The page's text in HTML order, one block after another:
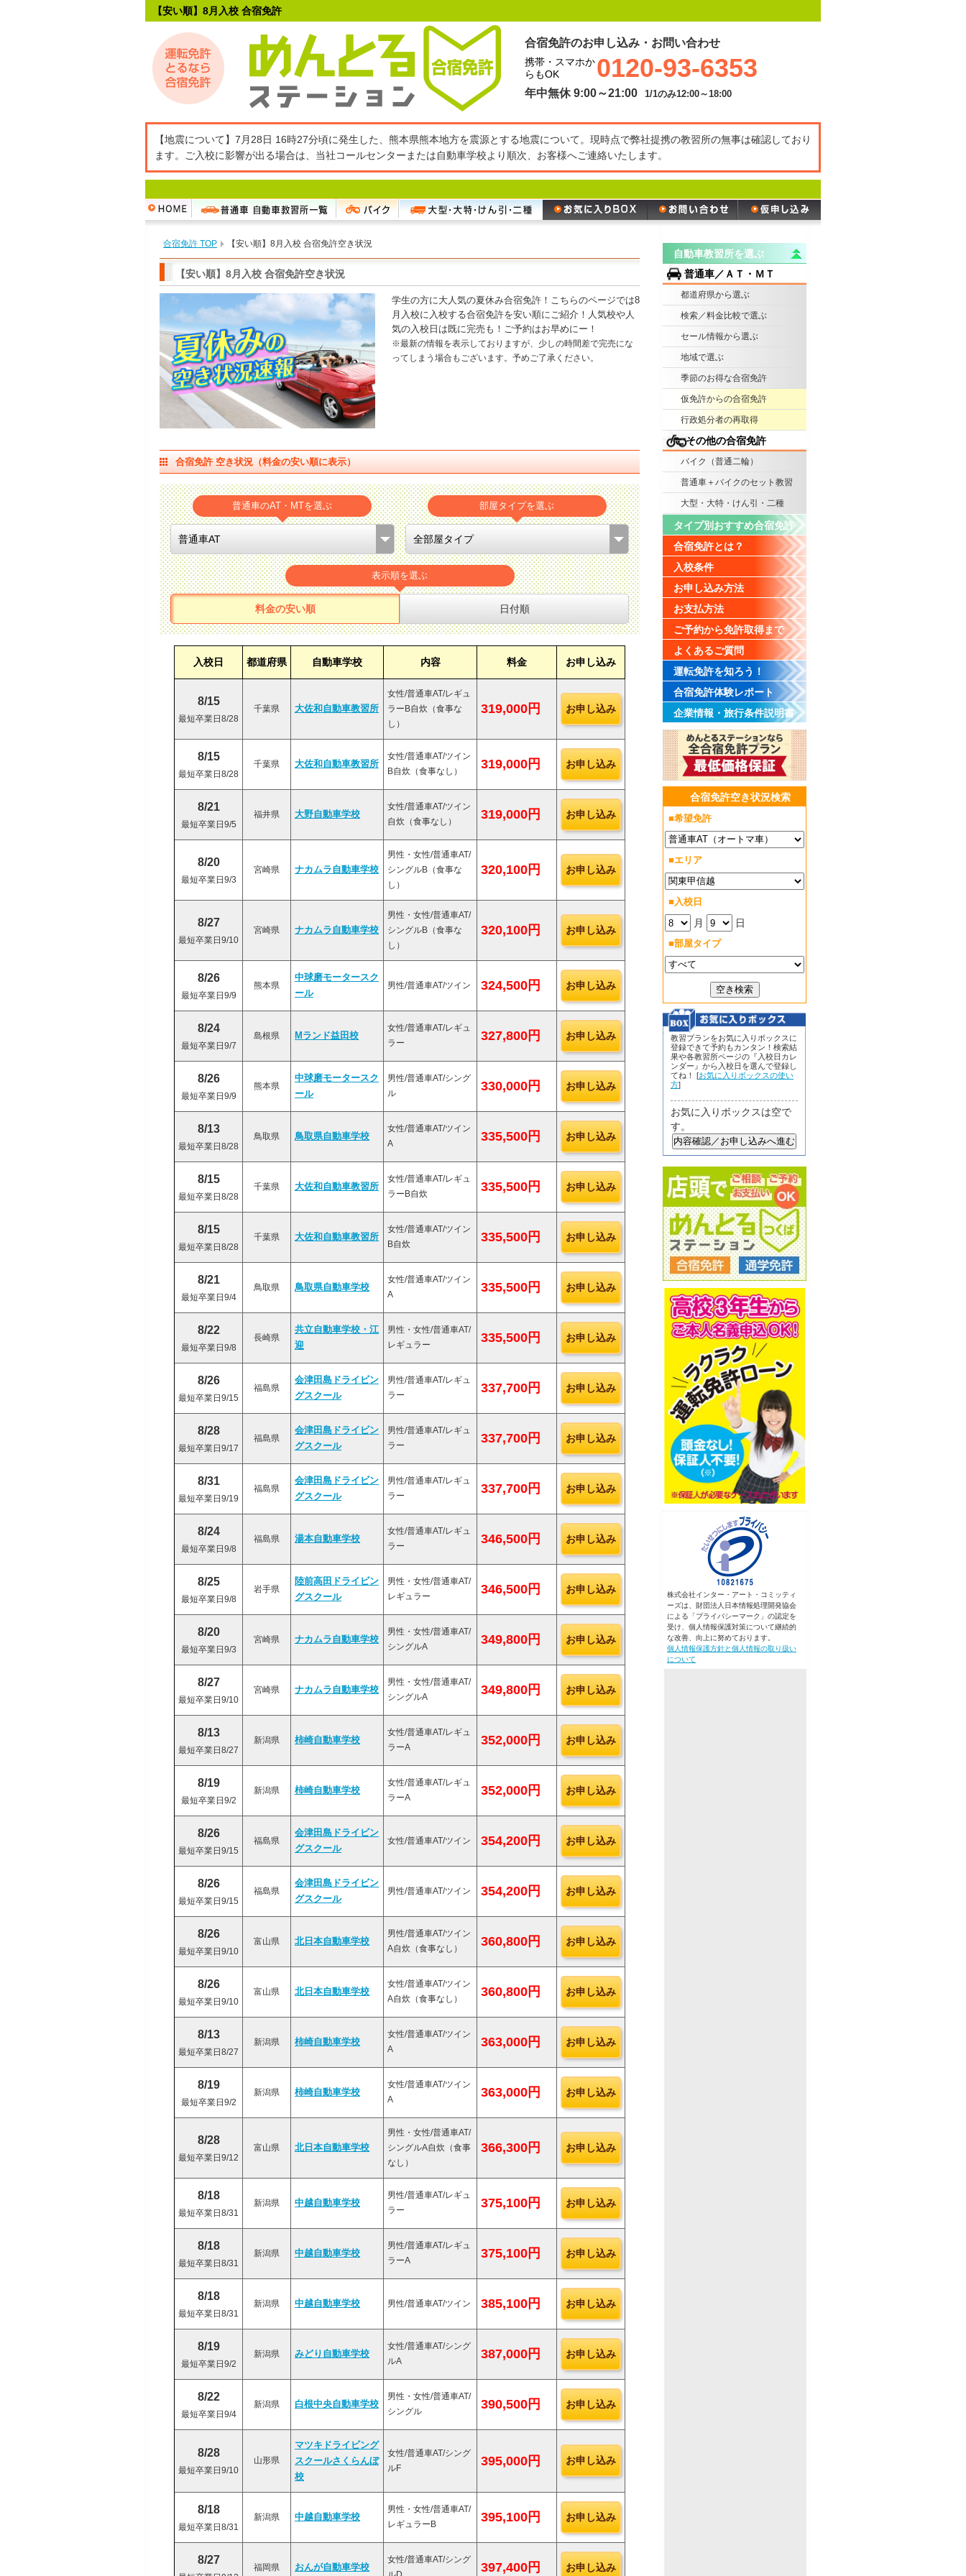
【安い順】8月入校 合宿免許
合宿免許のお申し込み・お問い合わせ
携帯・スマホか
らもOK
0120-93-6353
年中無休 9:00～21:00 1/1のみ12:00～18:00
【地震について】7月28日 16時27分頃に発生した、熊本県熊本地方を震源とする地震について。現時点で弊社提携の教習所の無事は確認しており
ます。ご入校に影響が出る場合は、当社コールセンターまたは自動車学校より順次、お客様へご連絡いたします。
合宿免許 TOP 【安い順】8月入校 合宿免許空き状況
【安い順】8月入校 合宿免許空き状況
学生の方に大人気の夏休み合宿免許！こちらのページでは8
月入校に入校する合宿免許を安い順にご紹介！人気校や人
気の入校日は既に完売も！ご予約はお早めにー！
※最新の情報を表示しておりますが、少しの時間差で完売にな
ってしまう場合もございます。予めご了承ください。
合宿免許 空き状況（料金の安い順に表示）
普通車のAT・MTを選ぶ 部屋タイプを選ぶ
表示順を選ぶ
料金の安い順 日付順
入校日 都道府県 自動車学校 内容 料金 お申し込み
8/15
最短卒業日8/28
千葉県 大佐和自動車教習所
女性/普通車AT/レギュ
ラーB自炊（食事な
し）
319,000円 お申し込み
8/15
最短卒業日8/28
千葉県 大佐和自動車教習所
女性/普通車AT/ツイン
B自炊（食事なし）
319,000円 お申し込み
8/21
最短卒業日9/5
福井県 大野自動車学校
女性/普通車AT/ツイン
自炊（食事なし）
319,000円 お申し込み
8/20
最短卒業日9/3
宮崎県 ナカムラ自動車学校
男性・女性/普通車AT/
シングルB（食事な
し）
320,100円 お申し込み
8/27
最短卒業日9/10
宮崎県 ナカムラ自動車学校
男性・女性/普通車AT/
シングルB（食事な
し）
320,100円 お申し込み
8/26
最短卒業日9/9
熊本県
中球磨モータースク
ール
男性/普通車AT/ツイン 324,500円 お申し込み
8/24
最短卒業日9/7
島根県 Mランド益田校
女性/普通車AT/レギュ
ラー
327,800円 お申し込み
8/26
最短卒業日9/9
熊本県
中球磨モータースク
ール
男性/普通車AT/シング
ル
330,000円 お申し込み
8/13
最短卒業日8/28
鳥取県 鳥取県自動車学校
女性/普通車AT/ツイン
A
335,500円 お申し込み
8/15
最短卒業日8/28
千葉県 大佐和自動車教習所
女性/普通車AT/レギュ
ラーB自炊
335,500円 お申し込み
8/15
最短卒業日8/28
千葉県 大佐和自動車教習所
女性/普通車AT/ツイン
B自炊
335,500円 お申し込み
8/21
最短卒業日9/4
鳥取県 鳥取県自動車学校
女性/普通車AT/ツイン
A
335,500円 お申し込み
8/22
最短卒業日9/8
長崎県
共立自動車学校・江
迎
男性・女性/普通車AT/
レギュラー
335,500円 お申し込み
8/26
最短卒業日9/15
福島県
会津田島ドライビン
グスクール
男性/普通車AT/レギュ
ラー
337,700円 お申し込み
8/28
最短卒業日9/17
福島県
会津田島ドライビン
グスクール
男性/普通車AT/レギュ
ラー
337,700円 お申し込み
8/31
最短卒業日9/19
福島県
会津田島ドライビン
グスクール
男性/普通車AT/レギュ
ラー
337,700円 お申し込み
8/24
最短卒業日9/8
福島県 湯本自動車学校
女性/普通車AT/レギュ
ラー
346,500円 お申し込み
8/25
最短卒業日9/8
岩手県
陸前高田ドライビン
グスクール
男性・女性/普通車AT/
レギュラー
346,500円 お申し込み
8/20
最短卒業日9/3
宮崎県 ナカムラ自動車学校
男性・女性/普通車AT/
シングルA
349,800円 お申し込み
8/27
最短卒業日9/10
宮崎県 ナカムラ自動車学校
男性・女性/普通車AT/
シングルA
349,800円 お申し込み
8/13
最短卒業日8/27
新潟県 柿崎自動車学校
女性/普通車AT/レギュ
ラーA
352,000円 お申し込み
8/19
最短卒業日9/2
新潟県 柿崎自動車学校
女性/普通車AT/レギュ
ラーA
352,000円 お申し込み
8/26
最短卒業日9/15
福島県
会津田島ドライビン
グスクール
女性/普通車AT/ツイン 354,200円 お申し込み
8/26
最短卒業日9/15
福島県
会津田島ドライビン
グスクール
男性/普通車AT/ツイン 354,200円 お申し込み
8/26
最短卒業日9/10
富山県 北日本自動車学校
男性/普通車AT/ツイン
A自炊（食事なし）
360,800円 お申し込み
8/26
最短卒業日9/10
富山県 北日本自動車学校
女性/普通車AT/ツイン
A自炊（食事なし）
360,800円 お申し込み
8/13
最短卒業日8/27
新潟県 柿崎自動車学校
女性/普通車AT/ツイン
A
363,000円 お申し込み
8/19
最短卒業日9/2
新潟県 柿崎自動車学校
女性/普通車AT/ツイン
A
363,000円 お申し込み
8/28
最短卒業日9/12
富山県 北日本自動車学校
男性・女性/普通車AT/
シングルA自炊（食事
なし）
366,300円 お申し込み
8/18
最短卒業日8/31
新潟県 中越自動車学校
男性/普通車AT/レギュ
ラー
375,100円 お申し込み
8/18
最短卒業日8/31
新潟県 中越自動車学校
男性/普通車AT/レギュ
ラーA
375,100円 お申し込み
8/18
最短卒業日8/31
新潟県 中越自動車学校 男性/普通車AT/ツイン 385,100円 お申し込み
8/19
最短卒業日9/2
新潟県 みどり自動車学校
女性/普通車AT/シング
ルA
387,000円 お申し込み
8/22
最短卒業日9/4
新潟県 白根中央自動車学校
男性・女性/普通車AT/
シングル
390,500円 お申し込み
8/28
最短卒業日9/10
山形県
マツキドライビング
スクールさくらんぼ
校
女性/普通車AT/シング
ルF
395,000円 お申し込み
8/18
最短卒業日8/31
新潟県 中越自動車学校
男性・女性/普通車AT/
レギュラーB
395,100円 お申し込み
8/27
福岡県 おんが自動車学校
女性/普通車AT/シング
397,400円 お申し込み
自動車教習所を選ぶ
普通車／ＡＴ・ＭＴ
都道府県から選ぶ
検索／料金比較で選ぶ
セール情報から選ぶ
地域で選ぶ
季節のお得な合宿免許
仮免許からの合宿免許
行政処分者の再取得
その他の合宿免許
バイク（普通二輪）
普通車＋バイクのセット教習
大型・大特・けん引・二種
タイプ別おすすめ合宿免許
合宿免許とは？
入校条件
お申し込み方法
お支払方法
ご予約から免許取得まで
よくあるご質問
運転免許を知ろう！
合宿免許体験レポート
企業情報・旅行条件説明書
合宿免許空き状況検索
■希望免許
■エリア
■入校日
月 日
■部屋タイプ
教習プランをお気に入りボックスに
登録できて予約もカンタン！検索結
果や各教習所ページの『入校日カレ
ンダー』から入校日を選んで登録し
てね！ [お気に入りボックスの使い
方]
お気に入りボックスは空で
す。
株式会社インター・アート・コミッティ
ーズは、財団法人日本情報処理開発協会
による「プライバシーマーク」の認定を
受け、個人情報保護対策について継続的
な改善、向上に努めております。
個人情報保護方針と個人情報の取り扱い
について